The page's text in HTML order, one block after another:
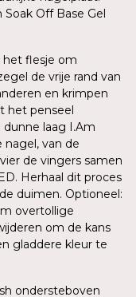
Off Base Gel
het flesje om
de vrije rand van
en krimpen
het penseel
laag I.Am
nagel, van de
de vingers samen
Herhaal dit proces
duimen. Optioneel:
overtollige
om de kans
gladdere kleur te
ondersteboven